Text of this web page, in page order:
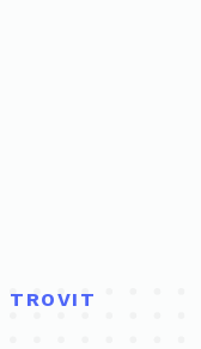
TROVIT